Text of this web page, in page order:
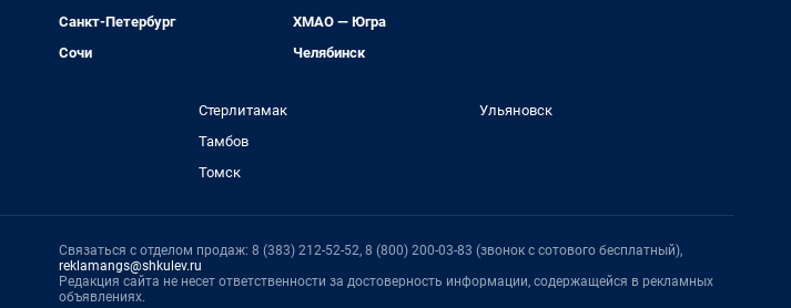
Санкт-Петербург
Сочи
ХМАО — Югра
Челябинск
Стерлитамак
Тамбов
Томск
Ульяновск
Связаться с отделом продаж: 8 (383) 212-52-52, 8 (800) 200-03-83 (звонок с сотового бесплатный),
reklamangs@shkulev.ru
Редакция сайта не несет ответственности за достоверность информации, содержащейся в рекламных
объявлениях.